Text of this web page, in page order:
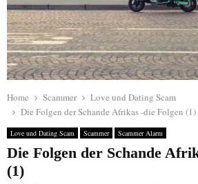
Home Scammer
Love und Dating Scam
Die Folgen der Schande Afrikas -die Folgen (1)
Love und Dating Scam Scammer Scammer Alarm
Die Folgen der Schande
(1)